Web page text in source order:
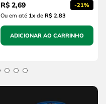
R$ 2,69 -21%
Ou em até 1xde R$ 2,83
ADICIONAR AO CARRINHO